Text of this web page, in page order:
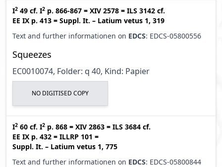
I2 49 cf. I2 p. 866-867 = XIV 2578 = ILS 3142 cf.
EE IX p. 413 = Suppl. It. – Latium vetus 1, 319
Text and further informationen on EDCS: EDCS-05800556
Squeezes
EC0010074, Folder: q 40, Kind: Papier
NO DIGITISED COPY
I2 60 cf. I2 p. 868 = XIV 2863 = ILS 3684 cf.
EE IX p. 432 = ILLRP 101 =
Suppl. It. – Latium vetus 1, 775
Text and further informationen on EDCS: EDCS-05800844